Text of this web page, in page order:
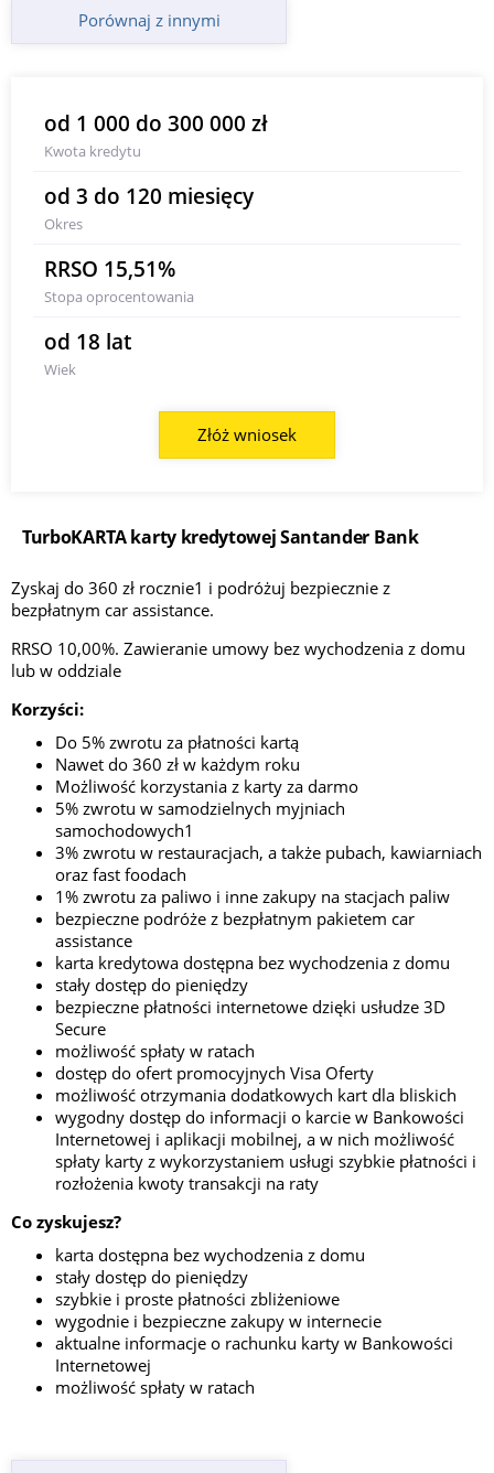
Porównaj z innymi
od 1 000 do 300 000 zł
Kwota kredytu
od 3 do 120 miesięcy
Okres
RRSO 15,51%
Stopa oprocentowania
od 18 lat
Wiek
Złóż wniosek
TurboKARTA karty kredytowej Santander Bank
Zyskaj do 360 zł rocznie1 i podróżuj bezpiecznie z
bezpłatnym car assistance.
RRSO 10,00%. Zawieranie umowy bez wychodzenia z domu
lub w oddziale
Korzyści:
Do 5% zwrotu za płatności kartą
Nawet do 360 zł w każdym roku
Możliwość korzystania z karty za darmo
5% zwrotu w samodzielnych myjniach
samochodowych1
3% zwrotu w restauracjach, a także pubach, kawiarniach
oraz fast foodach
1% zwrotu za paliwo i inne zakupy na stacjach paliw
bezpieczne podróże z bezpłatnym pakietem car
assistance
karta kredytowa dostępna bez wychodzenia z domu
stały dostęp do pieniędzy
bezpieczne płatności internetowe dzięki usłudze 3D
Secure
możliwość spłaty w ratach
dostęp do ofert promocyjnych Visa Oferty
możliwość otrzymania dodatkowych kart dla bliskich
wygodny dostęp do informacji o karcie w Bankowości
Internetowej i aplikacji mobilnej, a w nich możliwość
spłaty karty z wykorzystaniem usługi szybkie płatności i
rozłożenia kwoty transakcji na raty
Co zyskujesz?
karta dostępna bez wychodzenia z domu
stały dostęp do pieniędzy
szybkie i proste płatności zbliżeniowe
wygodnie i bezpieczne zakupy w internecie
aktualne informacje o rachunku karty w Bankowości
Internetowej
możliwość spłaty w ratach